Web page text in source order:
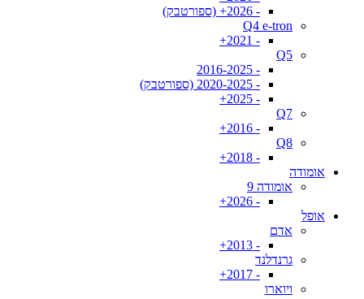
- 2026+ (ספורטבק)
Q4 e-tron
- 2021+
Q5
- 2016-2025
- 2020-2025 (ספורטבק)
- 2025+
Q7
- 2016+
Q8
- 2018+
אומודה
אומודה 9
- 2026+
אופל
אדם
- 2013+
גרנדלנד
- 2017+
ויוארו